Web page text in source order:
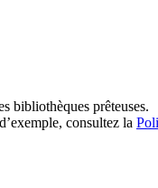
bibliothèques prêteuses.
consultez la